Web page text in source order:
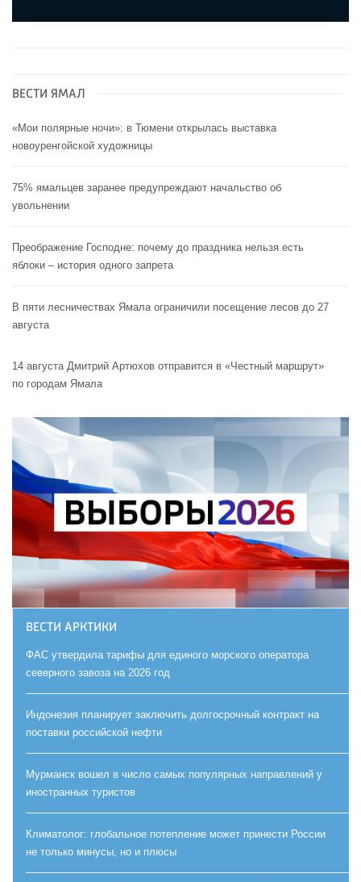
ВЕСТИ ЯМАЛ
«Мои полярные ночи»: в Тюмени открылась выставка
новоуренгойской художницы
75% ямальцев заранее предупреждают начальство об
увольнении
Преображение Господне: почему до праздника нельзя есть
яблоки – история одного запрета
В пяти лесничествах Ямала ограничили посещение лесов до 27
августа
14 августа Дмитрий Артюхов отправится в «Честный маршрут»
по городам Ямала
ВЕСТИ АРКТИКИ
ФАС утвердила тарифы для единого морского оператора
северного завоза на 2026 год
Индонезия планирует заключить долгосрочный контракт на
поставки российской нефти
Мурманск вошел в число самых популярных направлений у
иностранных туристов
Климатолог: глобальное потепление может принести России
не только минусы, но и плюсы